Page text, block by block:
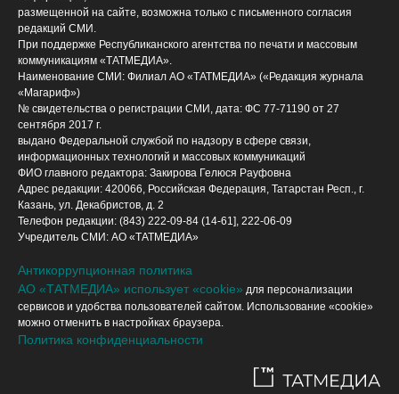
размещенной на сайте, возможна только с письменного согласия
редакций СМИ.
При поддержке Республиканского агентства по печати и массовым
коммуникациям «ТАТМЕДИА».
Наименование СМИ: Филиал АО «ТАТМЕДИА» («Редакция журнала
«Магариф»)
№ свидетельства о регистрации СМИ, дата: ФС 77-71190 от 27
сентября 2017 г.
выдано Федеральной службой по надзору в сфере связи,
информационных технологий и массовых коммуникаций
ФИО главного редактора: Закирова Гелюся Рауфовна
Адрес редакции: 420066, Российская Федерация, Татарстан Респ., г.
Казань, ул. Декабристов, д. 2
Телефон редакции: (843) 222-09-84 (14-61], 222-06-09
Учредитель СМИ: АО «ТАТМЕДИА»
Антикоррупционная политика
АО «ТАТМЕДИА» использует «cookie» для персонализации
сервисов и удобства пользователей сайтом. Использование «cookie»
можно отменить в настройках браузера.
Политика конфиденциальности